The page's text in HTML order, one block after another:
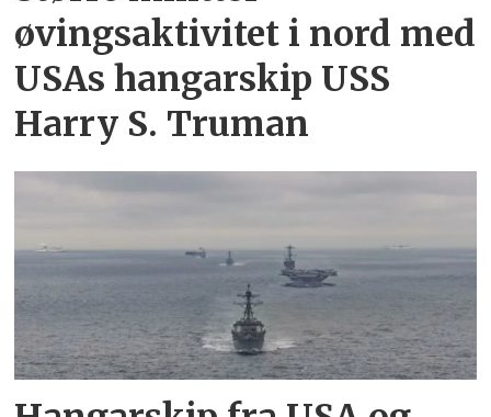
øvingsaktivitet i nord med
USAs hangarskip USS
Harry S. Truman